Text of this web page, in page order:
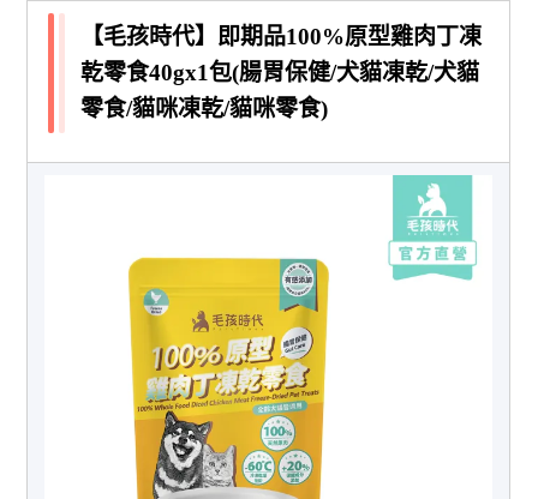
【毛孩時代】即期品100%原型雞肉丁凍
乾零食40gx1包(腸胃保健/犬貓凍乾/犬貓
零食/貓咪凍乾/貓咪零食)